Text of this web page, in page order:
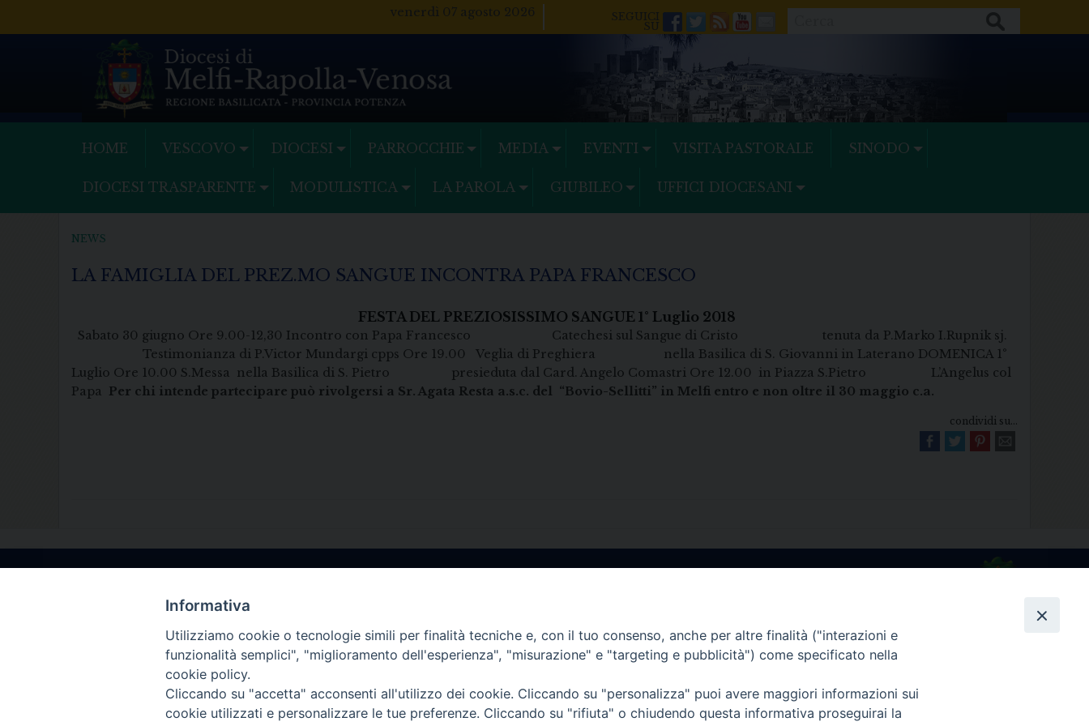
venerdì 07 agosto 2026
Facebook
Twitter
FeedsYoutube
Mail
HOME VESCOVO DIOCESI PARROCCHIE MEDIA EVENTI VISITA PASTORALE SINODO
DIOCESI TRASPARENTE MODULISTICA LA PAROLA GIUBILEO UFFICI DIOCESANI
NEWS
LA FAMIGLIA DEL PREZ.MO SANGUE INCONTRA PAPA FRANCESCO
FESTA DEL PREZIOSISSIMO SANGUE 1° Luglio 2018
Sabato 30 giugno Ore 9.00-12,30 Incontro con Papa Francesco Catechesi sul Sangue di Cristo tenuta da P.Marko I.Rupnik sj.
Testimonianza di P.Victor Mundargi cpps Ore 19.00 Veglia di Preghiera nella Basilica di S. Giovanni in Laterano DOMENICA 1°
Luglio Ore 10.00 S.Messa nella Basilica di S. Pietro presieduta dal Card. Angelo Comastri Ore 12.00 in Piazza S.Pietro L’Angelus col
Papa Per chi intende partecipare può rivolgersi a Sr. Agata Resta a.s.c. del “Bovio-Sellitti” in Melfi entro e non oltre il 30 maggio c.a.
condividi su...
PEC ufficiale della Diocesi: diocesi.melfi_rapolla_venosa@legalmail.it
Informativa
Utilizziamo cookie o tecnologie simili per finalità tecniche e, con il tuo consenso, anche per altre finalità ("interazioni e
funzionalità semplici", "miglioramento dell'esperienza", "misurazione" e "targeting e pubblicità") come specificato nella
cookie policy.
Cliccando su "accetta" acconsenti all'utilizzo dei cookie. Cliccando su "personalizza" puoi avere maggiori informazioni sui
cookie utilizzati e personalizzare le tue preferenze. Cliccando su "rifiuta" o chiudendo questa informativa proseguirai la